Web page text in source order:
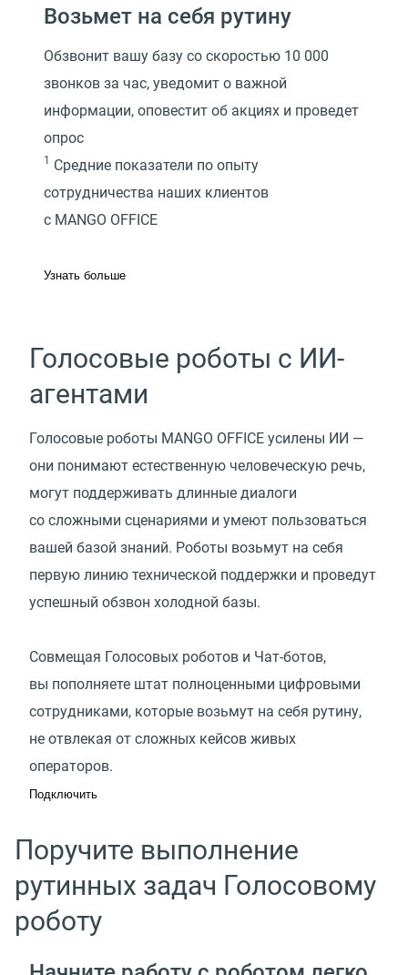
Возьмет на себя рутину
Обзвонит вашу базу со скоростью 10 000
звонков за час, уведомит о важной
информации, оповестит об акциях и проведет
опрос
1
Средние показатели по опыту
сотрудничества наших клиентов
с MANGO OFFICE
Узнать больше
Голосовые роботы с ИИ-
агентами
Голосовые роботы MANGO OFFICE усилены ИИ —
они понимают естественную человеческую речь,
могут поддерживать длинные диалоги
со сложными сценариями и умеют пользоваться
вашей базой знаний. Роботы возьмут на себя
первую линию технической поддержки и проведут
успешный обзвон холодной базы.
Совмещая Голосовых роботов и Чат-ботов,
вы пополняете штат полноценными цифровыми
сотрудниками, которые возьмут на себя рутину,
не отвлекая от сложных кейсов живых
операторов.
Подключить
Поручите выполнение
рутинных задач Голосовому
роботу